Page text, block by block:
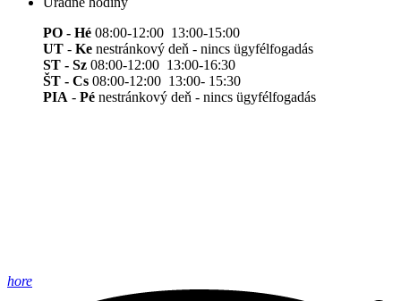
PO - Hé 08:00-12:00 13:00-15:00
UT - Ke nestránkový deň - nincs ügyfélfogadás
ST - Sz 08:00-12:00 13:00-16:30
ŠT - Cs 08:00-12:00 13:00- 15:30
PIA - Pé nestránkový deň - nincs ügyfélfogadás
hore